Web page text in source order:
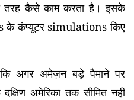
कैसे काम करता है। इसके
के कंप्यूटर simulations किए
कि अगर अमेज़न बड़े पैमाने पर
अमेरिका तक सीमित नहीं